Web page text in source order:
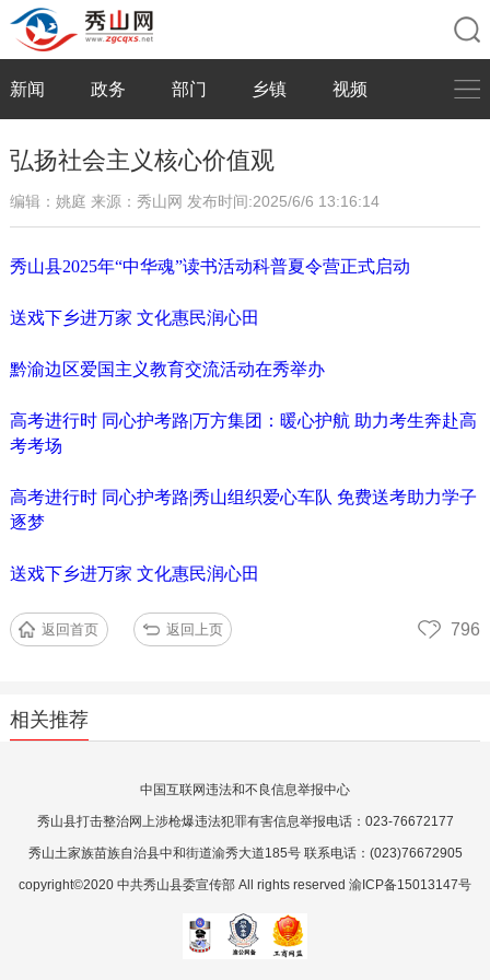
新闻 政务 部门 乡镇 视频
弘扬社会主义核心价值观
编辑：姚庭 来源：秀山网 发布时间:2025/6/6 13:16:14
秀山县2025年“中华魂”读书活动科普夏令营正式启动
送戏下乡进万家 文化惠民润心田
黔渝边区爱国主义教育交流活动在秀举办
高考进行时 同心护考路|万方集团：暖心护航 助力考生奔赴高
考考场
高考进行时 同心护考路|秀山组织爱心车队 免费送考助力学子
逐梦
送戏下乡进万家 文化惠民润心田
返回首页 返回上页 796
相关推荐
中国互联网违法和不良信息举报中心
秀山县打击整治网上涉枪爆违法犯罪有害信息举报电话：023-76672177
秀山土家族苗族自治县中和街道渝秀大道185号 联系电话：(023)76672905
copyright©2020 中共秀山县委宣传部 All rights reserved 渝ICP备15013147号